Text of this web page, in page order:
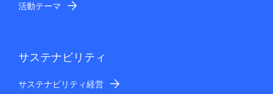
活動テーマ
サステナビリティ
サステナビリティ経営